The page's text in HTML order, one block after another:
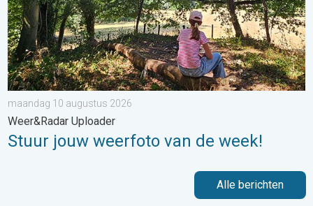
maandag 10 augustus 2026
Weer&Radar Uploader
Stuur jouw weerfoto van de week!
Alle berichten